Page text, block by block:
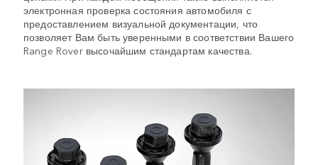
электронная проверка состояния автомобиля с
предоставлением визуальной документации, что
позволяет Вам быть уверенными в соответствии Вашего
Range Rover высочайшим стандартам качества.